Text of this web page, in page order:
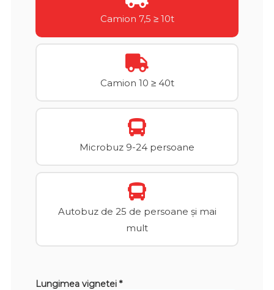
Camion 7,5 ≥ 10t
Camion 10 ≥ 40t
Microbuz 9-24 persoane
Autobuz de 25 de persoane și mai
mult
Lungimea vignetei *